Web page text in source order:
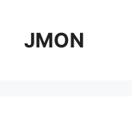
contentJMON